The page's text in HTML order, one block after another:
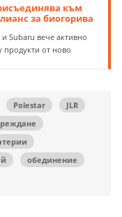
към
за биогорива
Subaru вече активно
продукти от ново
Polestar
JLR
обединение